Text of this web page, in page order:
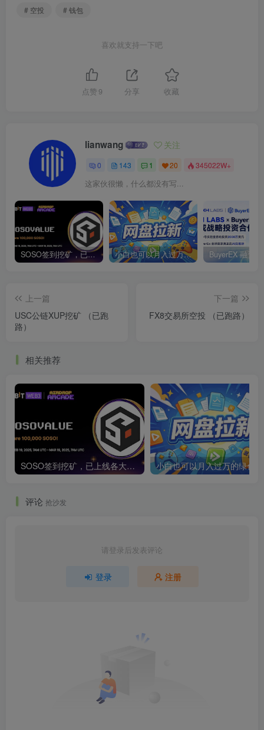
# 空投
# 钱包
喜欢就支持一下吧
点赞 9 分享 收藏
lianwang 关注
0 143 1 20 345022W+
这家伙很懒，什么都没有写...
SOSO签到挖矿，已上线各大交易所 小白也可以月入过万的绿色项目
上一篇
USC公链XUP挖矿 （已跑
路）
下一篇
FX8交易所空投 （已跑路）
相关推荐
SOSO签到挖矿，已上线各大交易所 小白也可以月入过万的绿色
评论 抢沙发
请登录后发表评论
登录 注册